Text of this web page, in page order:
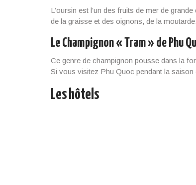
L’oursin est l’un des fruits de mer de
de la graisse et des oignons, de la moutarde.
Le Champignon « Tram » de Phu
Ce genre de champignon pousse dans la
Si vous visitez Phu Quoc pendant la saison
Les hôtels